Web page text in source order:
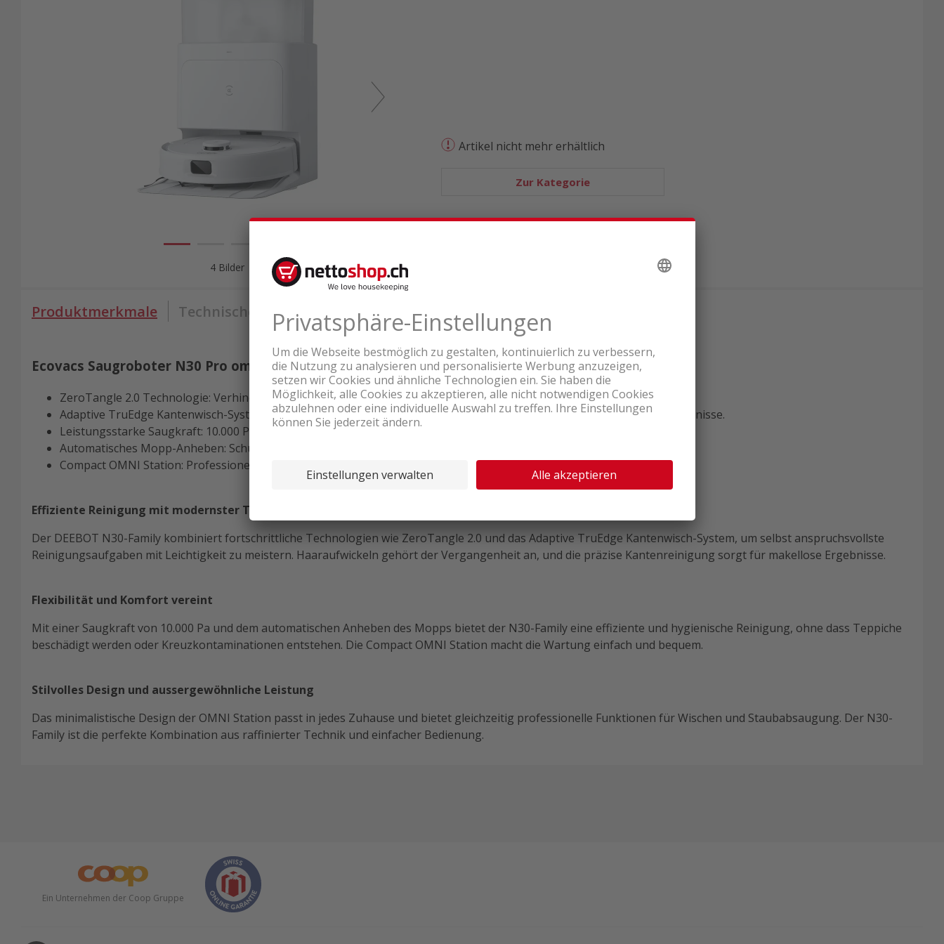
4 Bilder
Artikel nicht mehr erhältlich
Zur Kategorie
Produktmerkmale Technische Daten Produktbewertungen
Ecovacs Saugroboter N30 Pro omni Deebot, weiss
ZeroTangle 2.0 Technologie: Verhindert Haaraufwickeln und sorgt für eine konstante Reinigungseffizienz von 99,8 %*.
Adaptive TruEdge Kantenwisch-System: Präzise Kantenreinigung und gründliches Wischen für aussergewöhnliche Ergebnisse.
Leistungsstarke Saugkraft: 10.000 Pa, ideal für Teppiche und Hartböden.
Automatisches Mopp-Anheben: Schützt Teppiche und verhindert Kreuzkontaminationen.
Compact OMNI Station: Professionelle Wischfunktionen und intelligente Staubabsaugung in einem schlanken Design.
Effiziente Reinigung mit modernster Technik
Der DEEBOT N30-Family kombiniert fortschrittliche Technologien wie ZeroTangle 2.0 und das Adaptive TruEdge Kantenwisch-System, um selbst anspruchsvollste
Reinigungsaufgaben mit Leichtigkeit zu meistern. Haaraufwickeln gehört der Vergangenheit an, und die präzise Kantenreinigung sorgt für makellose Ergebnisse.
Flexibilität und Komfort vereint
Mit einer Saugkraft von 10.000 Pa und dem automatischen Anheben des Mopps bietet der N30-Family eine effiziente und hygienische Reinigung, ohne dass Teppiche
beschädigt werden oder Kreuzkontaminationen entstehen. Die Compact OMNI Station macht die Wartung einfach und bequem.
Stilvolles Design und aussergewöhnliche Leistung
Das minimalistische Design der OMNI Station passt in jedes Zuhause und bietet gleichzeitig professionelle Funktionen für Wischen und Staubabsaugung. Der N30-
Family ist die perfekte Kombination aus raffinierter Technik und einfacher Bedienung.
Ein Unternehmen der Coop Gruppe